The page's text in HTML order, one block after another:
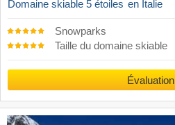
Domaine skiable 5 étoiles en Italie
Snowparks
Taille du domaine skiable
Évaluation